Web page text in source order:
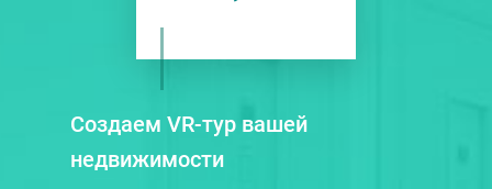
Создаем VR-тур вашей
недвижимости